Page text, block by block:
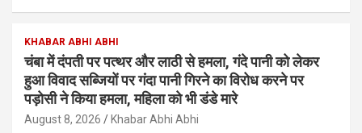
KHABAR ABHI ABHI
चंबा में दंपती पर पत्थर और लाठी से हमला, गंदे पानी को लेकर
हुआ विवाद सब्जियों पर गंदा पानी गिरने का विरोध करने पर
पड़ोसी ने किया हमला, महिला को भी डंडे मारे
August 8, 2026 Khabar Abhi Abhi